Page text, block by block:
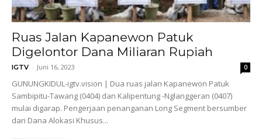
Ruas Jalan Kapanewon Patuk
Digelontor Dana Miliaran Rupiah
IGTV - Juni 16, 2023 0
GUNUNGKIDUL-igtv.vision | Dua ruas jalan Kapanewon Patuk
Sambipitu-Tawang (0404) dan Kalipentung -Nglanggeran (0407)
mulai digarap. Pengerjaan penanganan Long Segment bersumber
dari Dana Alokasi Khusus...